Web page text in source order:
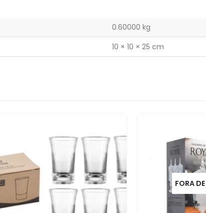
0.60000 kg
10 × 10 × 25 cm
FORA DE ESTOQUE FORA